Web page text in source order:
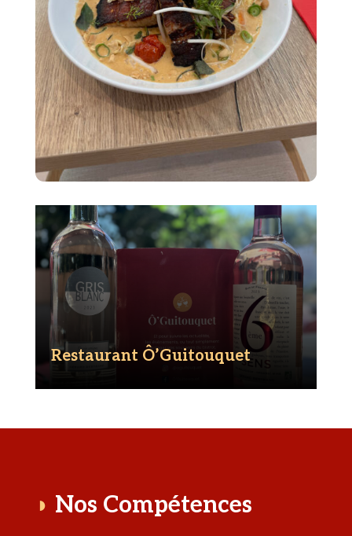
Restaurant Ô’Guitouquet
◗ Nos Compétences